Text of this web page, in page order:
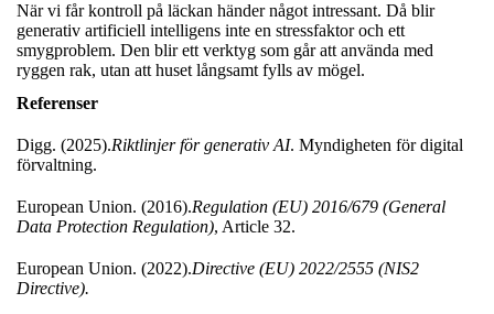
När vi får kontroll på läckan händer något intressant. Då blir
generativ artificiell intelligens inte en stressfaktor och ett
smygproblem. Den blir ett verktyg som går att använda med
ryggen rak, utan att huset långsamt fylls av mögel.
Referenser
Digg. (2025).Riktlinjer för generativ AI. Myndigheten för digital
förvaltning.
European Union. (2016).Regulation (EU) 2016/679 (General
Data Protection Regulation), Article 32.
European Union. (2022).Directive (EU) 2022/2555 (NIS2
Directive).